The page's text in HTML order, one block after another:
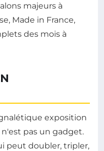
majeurs à
Made in France,
des mois à
exposition
pas un gadget.
peut doubler, tripler,